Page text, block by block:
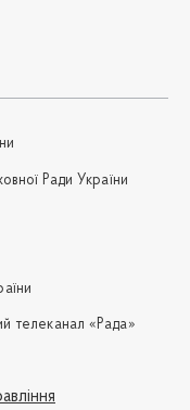
Ради України
телеканал «Рада»